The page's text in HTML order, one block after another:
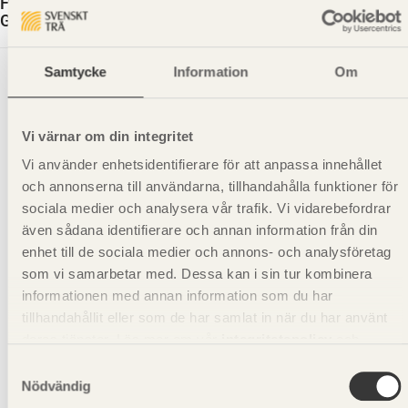
Samtycke Information Om
Vi värnar om din integritet
Vi använder enhetsidentifierare för att anpassa innehållet
och annonserna till användarna, tillhandahålla funktioner för
sociala medier och analysera vår trafik. Vi vidarebefordrar
även sådana identifierare och annan information från din
enhet till de sociala medier och annons- och analysföretag
som vi samarbetar med. Dessa kan i sin tur kombinera
informationen med annan information som du har
tillhandahållit eller som de har samlat in när du har använt
Nödvändig
Grön 34X145